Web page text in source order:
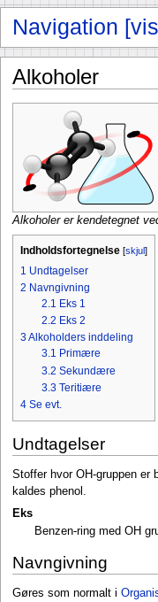
Alkoholer
Alkoholer er kendetegnet
Indholdsfortegnelse [skjul]
1 Undtagelser
2 Navngivning
2.1 Eks 1
2.2 Eks 2
3Alkoholders inddeling
3.1 Primære
3.2 Sekundære
3.3 Teritiære
4 Se evt.
Undtagelser
Stoffer hvor OH-gruppen er
kaldes phenol.
Eks
Benzen-ring med OH
Navngivning
Gøres som normalt i